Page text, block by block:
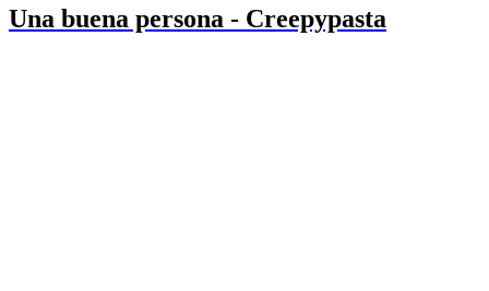
Una buena persona - Creepypasta